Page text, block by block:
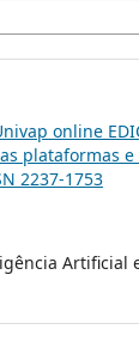
online
plataformas
2237-1753
Artificial